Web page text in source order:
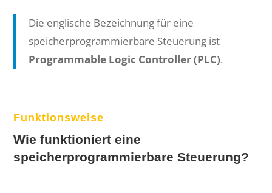
Die englische Bezeichnung für eine
speicherprogrammierbare Steuerung ist
Programmable Logic Controller (PLC).
Funktionsweise
Wie funktioniert eine
speicherprogrammierbare Steuerung?